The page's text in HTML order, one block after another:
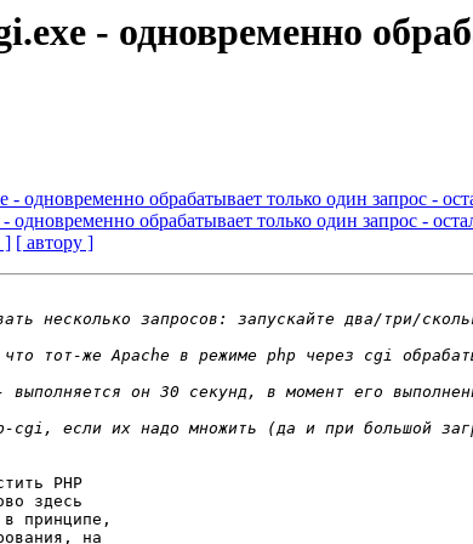
- одновременно
одновременно обрабатывает только один запрос -
обрабатывает только один запрос -
] [ автору ]
выполняется он 30 секунд, в момент его
PHP
здесь
принципе,
на